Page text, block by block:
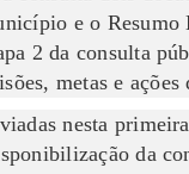
e o
2 da consulta
metas e
nesta
da